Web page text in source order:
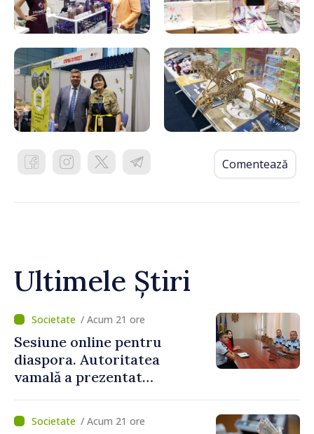
Comentează
Ultimele Știri
/ Acum 21 ore
Sesiune online pentru
diaspora. Autoritatea
vamală a prezentat
revenirea în țară
/ Acum 21 ore